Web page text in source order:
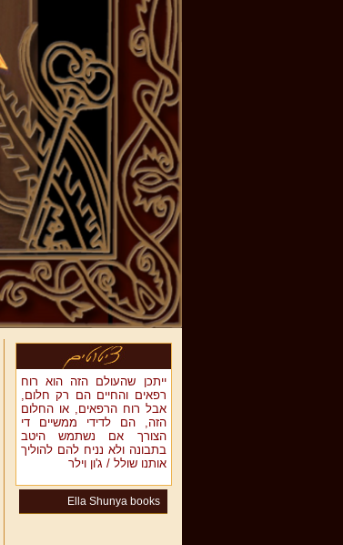
ייתכן שהעולם הזה הוא רוח
רפאים והחיים הם רק חלום,
אבל רוח הרפאים, או החלום
הזה, הם לדידי ממשיים די
הצורך אם נשתמש היטב
בתבונה ולא נניח להם להוליך
אותנו שולל / ג'ון וילר
Ella Shunya books